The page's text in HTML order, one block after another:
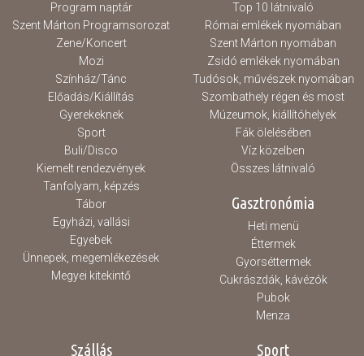
Program naptár
Szent Márton Programsorozat
Zene/Koncert
Mozi
Színház/Tánc
Előadás/Kiállítás
Gyerekeknek
Sport
Buli/Disco
Kiemelt rendezvények
Tanfolyam, képzés
Tábor
Egyházi, vallási
Egyebek
Ünnepek, megemlékezések
Megyei kitekintő
Top 10 látnivaló
Római emlékek nyomában
Szent Márton nyomában
Zsidó emlékek nyomában
Tudósok, művészek nyomában
Szombathely régen és most
Múzeumok, kiállítóhelyek
Fák ölelésében
Víz közelben
Összes látnivaló
Gasztronómia
Heti menü
Éttermek
Gyorséttermek
Cukrászdák, kávézók
Pubok
Menza
Szállás Sport